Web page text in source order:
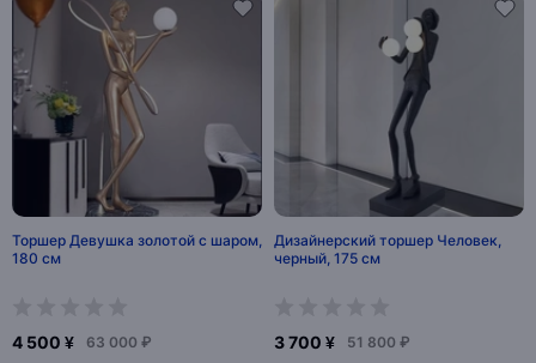
Торшер Девушка золотой с шаром,
180 см
4 500 ¥ 63 000 ₽
Дизайнерский торшер Человек,
черный, 175 см
3 700 ¥ 51 800 ₽